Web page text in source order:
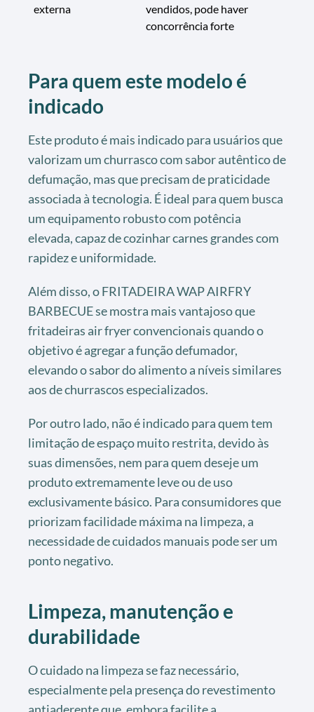
externa
vendidos, pode haver
concorrência forte
Para quem este modelo é
indicado
Este produto é mais indicado para usuários que
valorizam um churrasco com sabor autêntico de
defumação, mas que precisam de praticidade
associada à tecnologia. É ideal para quem busca
um equipamento robusto com potência
elevada, capaz de cozinhar carnes grandes com
rapidez e uniformidade.
Além disso, o FRITADEIRA WAP AIRFRY
BARBECUE se mostra mais vantajoso que
fritadeiras air fryer convencionais quando o
objetivo é agregar a função defumador,
elevando o sabor do alimento a níveis similares
aos de churrascos especializados.
Por outro lado, não é indicado para quem tem
limitação de espaço muito restrita, devido às
suas dimensões, nem para quem deseje um
produto extremamente leve ou de uso
exclusivamente básico. Para consumidores que
priorizam facilidade máxima na limpeza, a
necessidade de cuidados manuais pode ser um
ponto negativo.
Limpeza, manutenção e
durabilidade
O cuidado na limpeza se faz necessário,
especialmente pela presença do revestimento